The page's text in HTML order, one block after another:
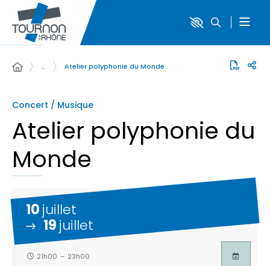
… Atelier polyphonie du Monde
Concert / Musique
Atelier polyphonie du
Monde
10juillet
19juillet
21h00 – 23h00